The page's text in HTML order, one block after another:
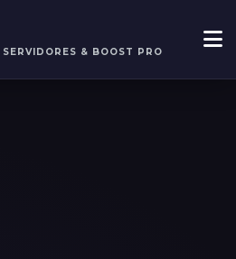
& BOOST PRO